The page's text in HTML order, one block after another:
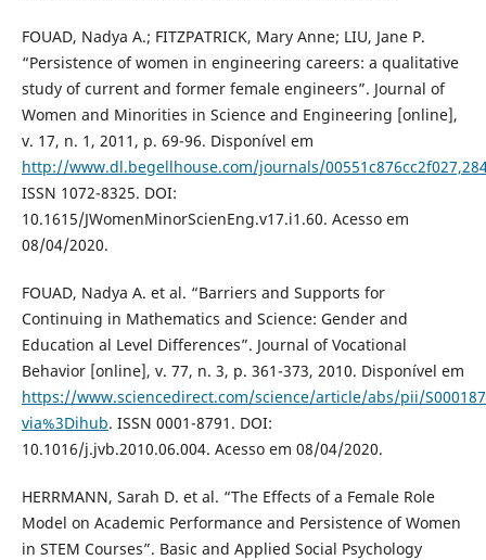
FOUAD, Nadya A.; FITZPATRICK, Mary Anne; LIU, Jane P.
“Persistence of women in engineering careers: a qualitative
study of current and former female engineers”. Journal of
Women and Minorities in Science and Engineering [online],
v. 17, n. 1, 2011, p. 69-96. Disponível em
http://www.dl.begellhouse.com/journals/
ISSN 1072-8325. DOI:
10.1615/JWomenMinorScienEng.v17.i1.60. Acesso em
08/04/2020.
FOUAD, Nadya A. et al. “Barriers and Supports for
Continuing in Mathematics and Science: Gender and
Education al Level Differences”. Journal of Vocational
Behavior [online], v. 77, n. 3, p. 361-373, 2010. Disponível em
https://www.sciencedirect.com/science/article/abs/pii/
via%3Dihub. ISSN 0001-8791. DOI:
10.1016/j.jvb.2010.06.004. Acesso em 08/04/2020.
HERRMANN, Sarah D. et al. “The Effects of a Female Role
Model on Academic Performance and Persistence of Women
in STEM Courses”. Basic and Applied Social Psychology